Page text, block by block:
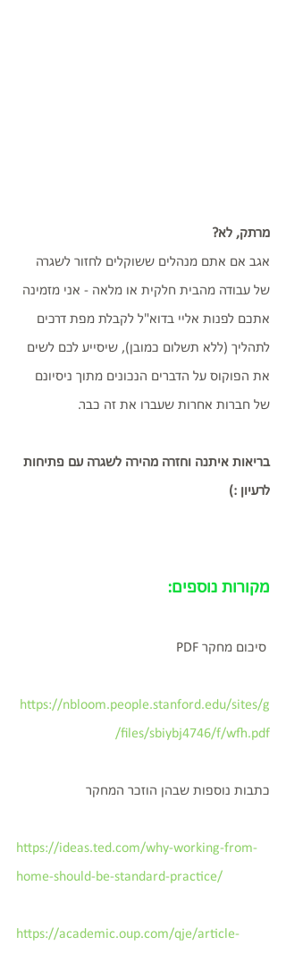
מרתק, לא?
אגב אם אתם מנהלים ששוקלים לחזור לשגרה
של עבודה מהבית חלקית או מלאה - אני מזמינה
אתכם לפנות אליי בדוא"ל לקבלת מפת דרכים
לתהליך (ללא תשלום כמובן), שיסייע לכם לשים
את הפוקוס על הדברים הנכונים מתוך ניסיונם
של חברות אחרות שעברו את זה כבר.
בריאות איתנה וחזרה מהירה לשגרה עם פתיחות
לרעיון :)
מקורות נוספים:
https://nbloom.people.stanford.edu/sites/g
/files/sbiybj4746/f/wfh.pdf
כתבות נוספות שבהן הוזכר המחקר
https://ideas.ted.com/why-working-from-
home-should-be-standard-practice/
https://academic.oup.com/qje/article-